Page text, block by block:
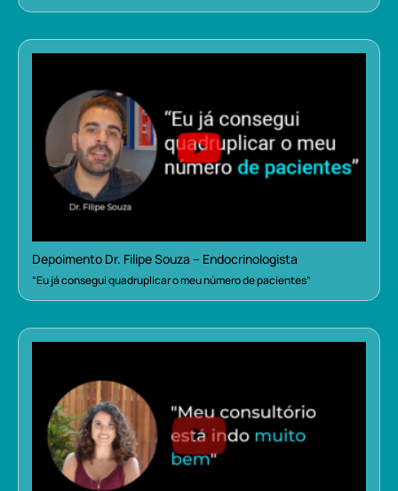
Depoimento Dr. Filipe Souza – Endocrinologista
“Eu já consegui quadruplicar o meu número de pacientes”